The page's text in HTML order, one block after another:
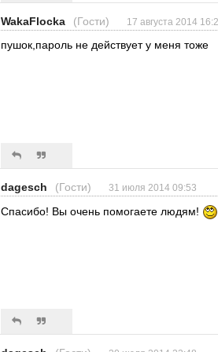
WakaFlocka (Гости) 17 августа 2014
пушок,пароль не действует у меня тоже
dagesch (Гости) 31 июля 2014 09:53
Спасибо! Вы очень помогаете людям!